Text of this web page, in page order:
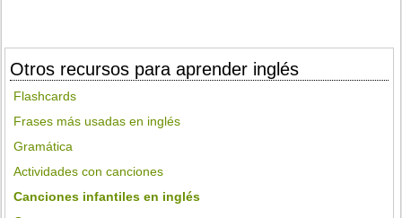
Otros recursos para aprender inglés
Flashcards
Frases más usadas en inglés
Gramática
Actividades con canciones
Canciones infantiles en inglés